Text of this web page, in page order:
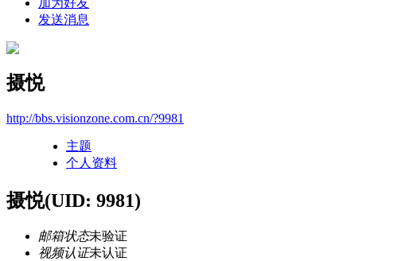
发送消息
摄悦
http://bbs.visionzone.com.cn/?9981
主题
个人资料
摄悦(UID: 9981)
邮箱状态未验证
视频认证未认证